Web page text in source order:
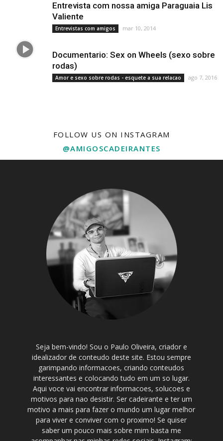
Entrevista com nossa amiga Paraguaia Lis
Valiente
Entrevistas com amigos mar 10, 2014
Documentario: Sex on Wheels (sexo sobre
rodas)
Amor e sexo sobre rodas - esquete a sua relacao ago 7, 2016
FOLLOW US ON INSTAGRAM
@AMIGOSCADEIRANTES
Seja bem-vindo! Sou o Paulo Oliveira, criador e
idealizador de conteudo deste site. Estou sempre
garimpando informacoes, criando conteudos
interessantes e colocando tudo em um so lugar.
Aqui voce vai encontrar informacoes, solucoes e
motivos para nao desistir. Ser cadeirante e ter um
motivo a mais para fazer o mundo um lugar melhor
para viver e conviver com o proximo! Se quiser
saber um pouco mais sobre mim basta me